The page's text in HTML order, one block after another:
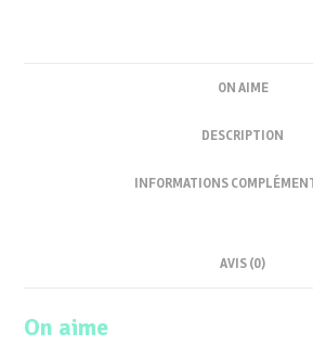
ON AIME
DESCRIPTION
INFORMATIONS
AVIS (0)
On aime